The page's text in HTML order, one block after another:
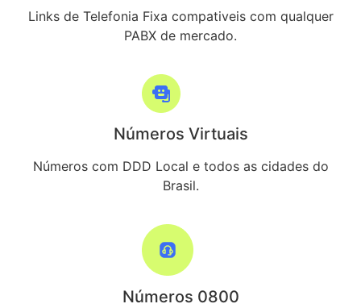
Links de Telefonia Fixa compativeis com qualquer
PABX de mercado.
Números Virtuais
Números com DDD Local e todos as cidades do
Brasil.
Números 0800